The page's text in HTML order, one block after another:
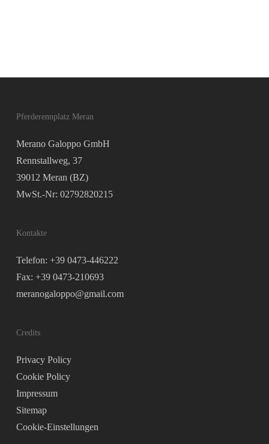
Pferderennplatz Meran
Merano Galoppo GmbH
Rennstallweg, 37
39012 Meran (BZ)
MwSt.-Nr: 02792820215
Kontakte
Telefon: +39 0473-446222
Fax: +39 0473-210693
meranogaloppo@gmail.com
Credits
Privacy Policy
Cookie Policy
Impressum
Sitemap
Cookie-Einstellungen